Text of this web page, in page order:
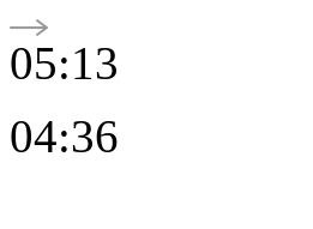
05:13
04:36